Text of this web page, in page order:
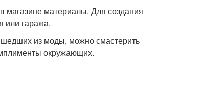
магазине материалы. Для создания
или гаража.
из моды, можно смастерить
окружающих.